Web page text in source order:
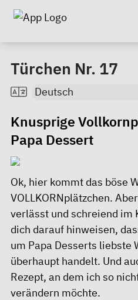
Türchen Nr. 17
Knusprige
Papa Dessert
Ok, hier kommt das böse
VOLLKORNplätzchen.
verlässt und schreiend im
dich darauf hinweisen,
um Papa Desserts liebste
überhaupt handelt. Und
Rezept, an dem ich so
verändern möchte.